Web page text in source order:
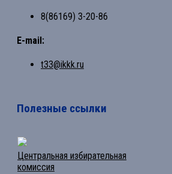
8(86169) 3-20-86
E-mail:
t33@ikkk.ru
Полезные ссылки
Центральная избирательная
комиссия